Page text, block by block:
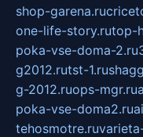
shop-garena.ru
one-life-story.rutop-
poka-vse-doma-2.ru
g2012.rutst-1.ru
g-2012.ruops-mgr.ru
poka-vse-doma2.ru
tehosmotre.ru